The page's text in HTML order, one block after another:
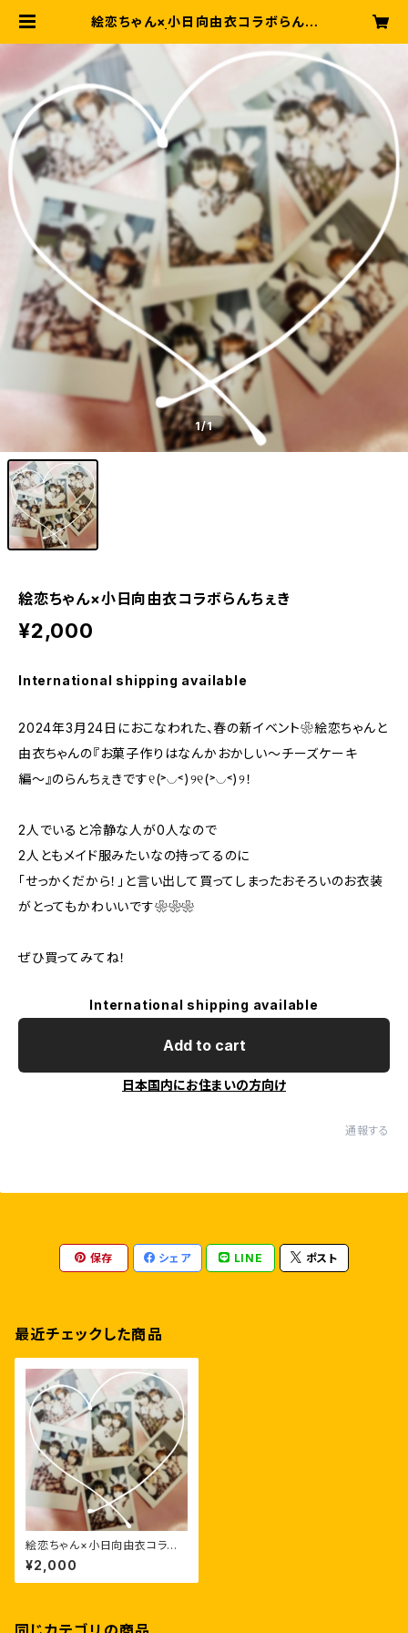
絵恋ちゃん×小日向由衣コラボらんち
1/1
絵恋ちゃん×小日向由衣コラボらんちぇき
¥2,000
International shipping available
2024年3月24日におこなわれた、春の新イベント❀絵恋ちゃんと
由衣ちゃんの『お菓子作りはなんかおかしい〜チーズケーキ
編〜』のらんちぇきです୧(˃◡˂)୨୧(˃◡˂)୨！
2人でいると冷静な人が0人なので
2人ともメイド服みたいなの持ってるのに
「せっかくだから！」と言い出して買ってしまったおそろいのお衣装
がとってもかわいいです❀❀❀
ぜひ買ってみてね！
International shipping available
Add to cart
日本国内にお住まいの方向け
通報する
保存 シェア LINE ポスト
最近チェックした商品
絵恋ちゃん×小日向由衣コラボ
らんちぇき
¥2,000